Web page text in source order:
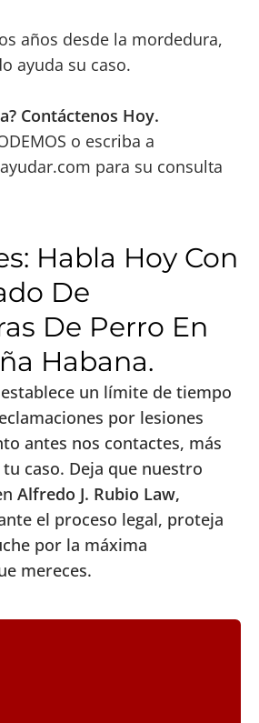
años desde la mordedura,
ayuda su caso.
Contáctenos Hoy.
o escriba a
para su consulta
Habla Hoy Con
De
De Perro En
Habana.
un límite de tiempo
por lesiones
antes nos contactes, más
caso. Deja que nuestro
Alfredo J. Rubio Law,
el proceso legal, proteja
por la máxima
mereces.